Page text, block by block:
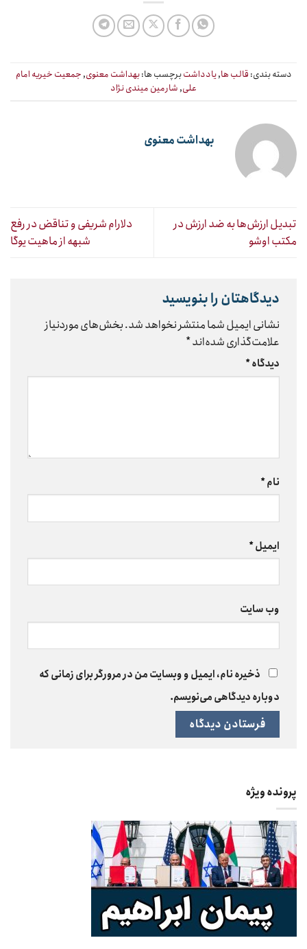
دسته بندی: قالب ها,یادداشتبرچسب ها:بهداشت معنوی,جمعیت خیریه امام
علی,شارمین میندی نژاد
بهداشت معنوی
تبدیل ارزش‌ها به ضد ارزش در
مکتب اوشو
دلارام شریفی و تناقض در رفع
شبهه از ماهیت یوگا
دیدگاهتان را بنویسید
نشانی ایمیل شما منتشر نخواهد شد.بخش‌های موردنیاز
علامت‌گذاری شده‌اند*
دیدگاه*
نام*
ایمیل*
وب‌ سایت
ذخیره نام، ایمیل و وبسایت من در مرورگر برای زمانی که
دوباره دیدگاهی می‌نویسم.
پرونده ویژه